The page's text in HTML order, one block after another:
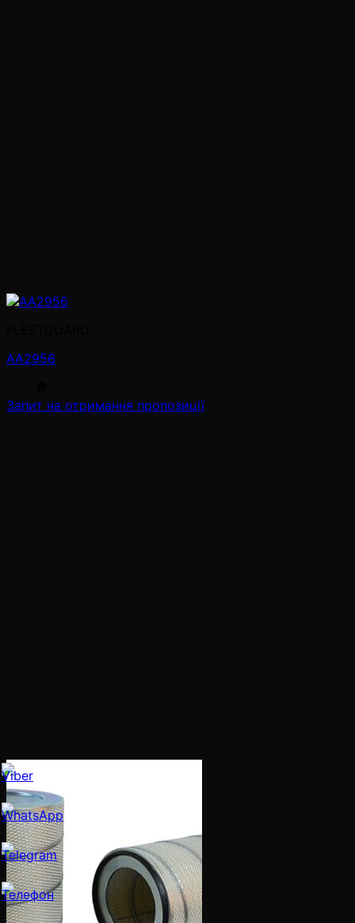
AA2956
Запит на отримання пропозиції